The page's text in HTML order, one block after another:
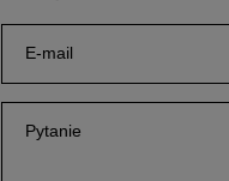
E-mail
Pytanie